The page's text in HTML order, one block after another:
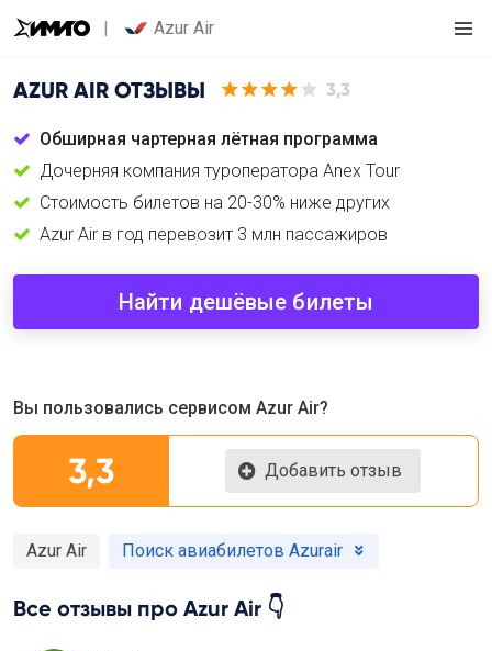
Azur Air
AZUR AIR ОТЗЫВЫ 3,3
Обширная чартерная лётная программа
Дочерняя компания туроператора Anex Tour
Cтоимость билетов на 20-30% ниже других
Azur Air в год перевозит 3 млн пассажиров
Найти дешёвые билеты
Вы пользовались сервисом Azur Air?
3,3 Добавить отзыв
Azur Air Поиск авиабилетов Azurair
Все отзывы про Azur Air 👇